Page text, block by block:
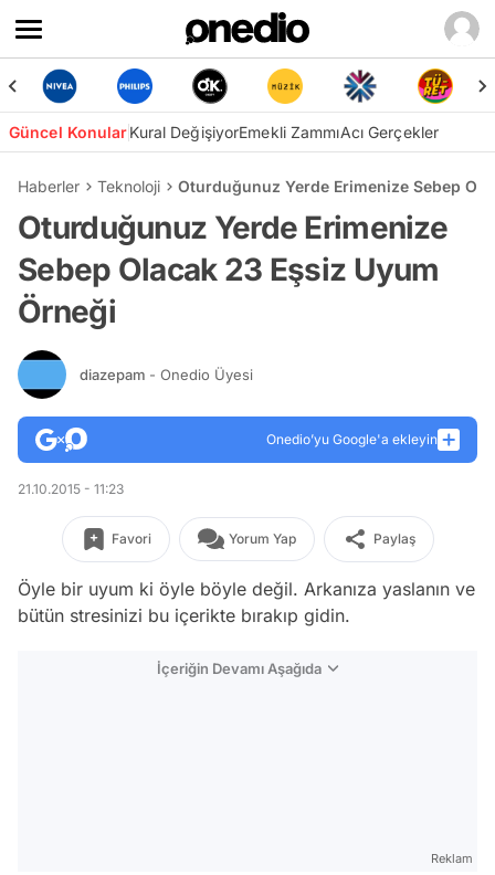
Güncel KonularKural DeğişiyorEmekli ZammıAcı Gerçekler
Haberler Teknoloji Oturduğunuz Yerde Erimenize Sebep
Oturduğunuz Yerde Erimenize
Sebep Olacak 23 Eşsiz Uyum
Örneği
diazepam - Onedio Üyesi
Onedio’yu Google'a ekleyin
21.10.2015 - 11:23
Favori Yorum Yap Paylaş
Öyle bir uyum ki öyle böyle değil. Arkanıza yaslanın ve
bütün stresinizi bu içerikte bırakıp gidin.
İçeriğin Devamı Aşağıda
Reklam